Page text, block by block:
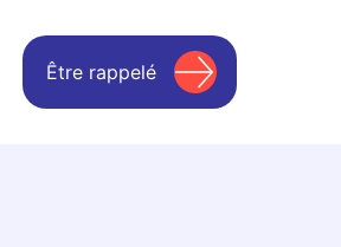
Être rappelé